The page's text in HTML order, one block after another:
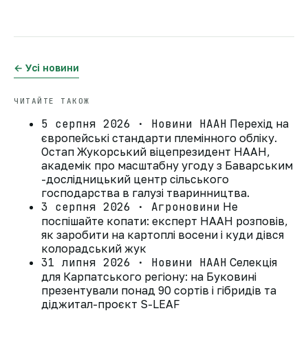
← Усі новини
ЧИТАЙТЕ ТАКОЖ
5 серпня 2026 · Новини НААН Перехід на
європейські стандарти племінного обліку.
Остап Жукорський віцепрезидент НААН,
академік про масштабну угоду з Баварським
-дослідницький центр сільського
господарства в галузі тваринництва.
3 серпня 2026 · Агроновини Не
поспішайте копати: експерт НААН розповів,
як заробити на картоплі восени і куди дівся
колорадський жук
31 липня 2026 · Новини НААН Селекція
для Карпатського регіону: на Буковині
презентували понад 90 сортів і гібридів та
діджитал-проєкт S-LEAF